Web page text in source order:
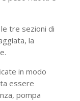
tre sezioni di
la
in modo
essere
pompa